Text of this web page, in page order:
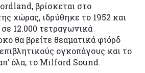
βρίσκεται στο
χώρας, ιδρύθηκε το 1952 και
12.000 τετραγωνικά
θα βρείτε θεαματικά φιόρδ
ογκοπάγους και το
όλα, το Milford Sound.